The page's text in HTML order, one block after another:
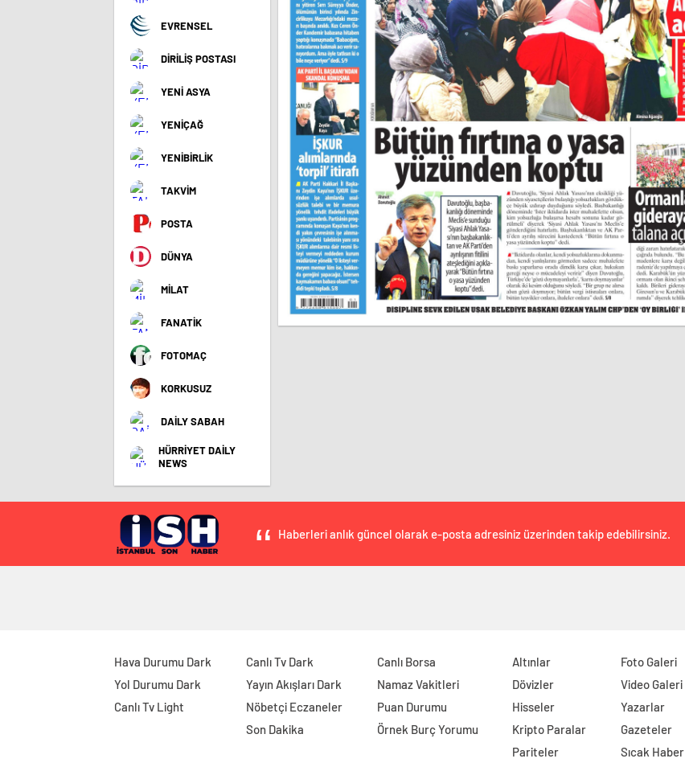
EVRENSEL
DİRİLİŞ POSTASI
YENİ ASYA
YENİÇAĞ
YENİBİRLİK
TAKVİM
POSTA
DÜNYA
MİLAT
FANATİK
FOTOMAÇ
KORKUSUZ
DAİLY SABAH
HÜRRİYET DAİLY
NEWS
Haberleri anlık güncel olarak e-posta adresiniz üzerinden takip edebilirsiniz.
Hava Durumu Dark
Yol Durumu Dark
Canlı Tv Light
Canlı Tv Dark
Yayın Akışları Dark
Nöbetçi Eczaneler
Son Dakika
Canlı Borsa
Namaz Vakitleri
Puan Durumu
Örnek Burç Yorumu
Altınlar
Dövizler
Hisseler
Kripto Paralar
Pariteler
Foto Galeri
Video Galeri
Yazarlar
Gazeteler
Sıcak Haber